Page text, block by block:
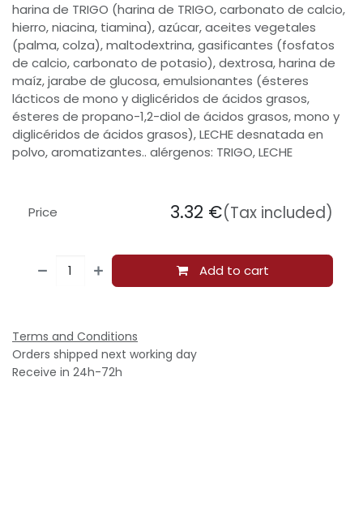
harina de TRIGO (harina de TRIGO, carbonato de calcio,
hierro, niacina, tiamina), azúcar, aceites vegetales
(palma, colza), maltodextrina, gasificantes (fosfatos
de calcio, carbonato de potasio), dextrosa, harina de
maíz, jarabe de glucosa, emulsionantes (ésteres
lácticos de mono y diglicéridos de ácidos grasos,
ésteres de propano-1,2-diol de ácidos grasos, mono y
diglicéridos de ácidos grasos), LECHE desnatada en
polvo, aromatizantes.. alérgenos: TRIGO, LECHE
Add to cart
Price 3.32 €(Tax included)
Terms and Conditions
Orders shipped next working day
Receive in 24h-72h